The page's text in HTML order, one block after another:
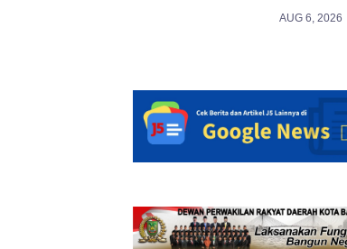
AUG 6, 2026